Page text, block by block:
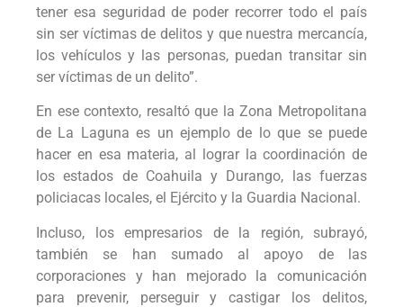
tener esa seguridad de poder recorrer todo el país
sin ser víctimas de delitos y que nuestra mercancía,
los vehículos y las personas, puedan transitar sin
ser víctimas de un delito”.
En ese contexto, resaltó que la Zona Metropolitana
de La Laguna es un ejemplo de lo que se puede
hacer en esa materia, al lograr la coordinación de
los estados de Coahuila y Durango, las fuerzas
policiacas locales, el Ejército y la Guardia Nacional.
Incluso, los empresarios de la región, subrayó,
también se han sumado al apoyo de las
corporaciones y han mejorado la comunicación
para prevenir, perseguir y castigar los delitos,